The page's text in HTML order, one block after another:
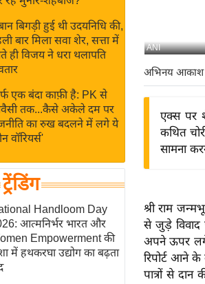
जगत
बिगड़ी हुई थी उदयनिधि की,
बार मिला सवा शेर, सत्ता में
ही विजय ने धरा थलापति
एक बंदा काफ़ी है: PK से
तक...कैसे अकेले दम पर
का रुख बदलने में लगे ये
वॉरियर्स'
ट्रेंडिंग
Handloom Day
आत्मनिर्भर भारत और
Empowerment की
में हथकरघा उद्योग का बढ़ता
ANI
अभिनय आकाश
एक्स पर
कथित
सामना
श्री राम
से जुड़े विवाद
अपने ऊपर लगे
रिपोर्ट आने
पात्रों से